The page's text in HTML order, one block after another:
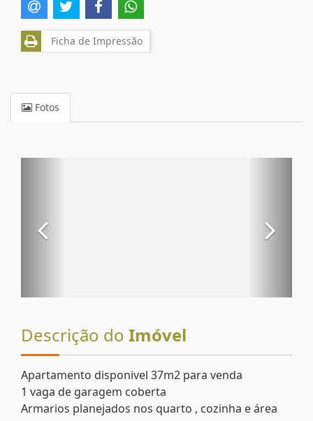
Ficha de Impressão
Fotos
Descrição do Imóvel
Apartamento disponivel 37m2 para venda
1 vaga de garagem coberta
Armarios planejados nos quarto , cozinha e área